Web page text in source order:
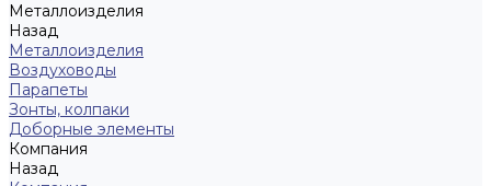
Металлоизделия
Назад
Металлоизделия
Воздуховоды
Парапеты
Зонты, колпаки
Доборные элементы
Компания
Назад